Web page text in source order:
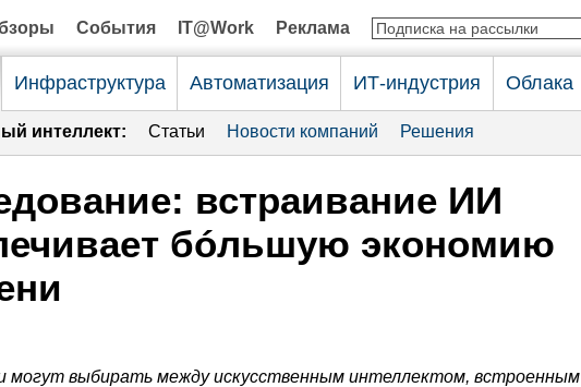
События IT@Work Реклама
Инфраструктура Автоматизация ИТ-индустрия Облака
интеллект: Статьи Новости компаний Решения
встраивание ИИ
бóльшую экономию
могут выбирать между искусственным интеллектом, встроенным